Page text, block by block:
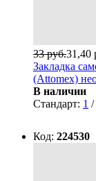
31,40
33 руб.
Закладка
(Attomex)
В наличии
Стандарт: 1 /
Код: 224530